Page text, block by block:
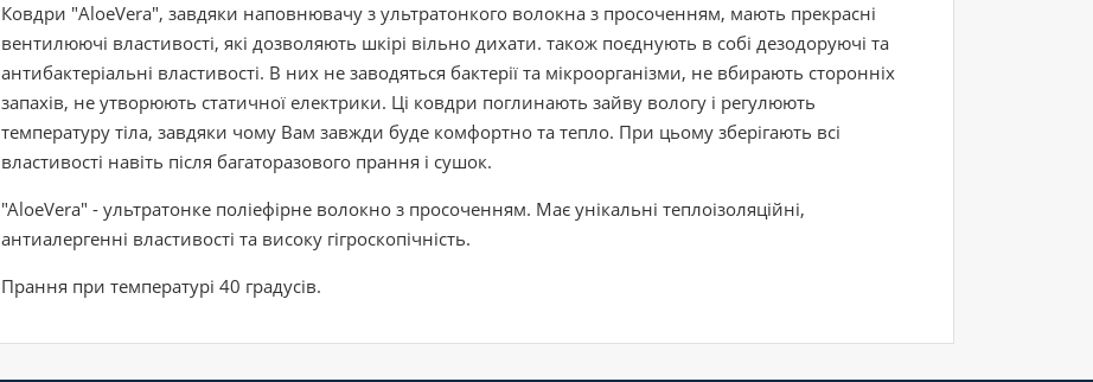
Ковдри "AloeVera", завдяки наповнювачу з ультратонкого волокна з просоченням, мають прекрасні
вентилюючі властивості, які дозволяють шкірі вільно дихати. також поєднують в собі дезодоруючі та
антибактеріальні властивості. В них не заводяться бактерії та мікроорганізми, не вбирають сторонніх
запахів, не утворюють статичної електрики. Ці ковдри поглинають зайву вологу і регулюють
температуру тіла, завдяки чому Вам завжди буде комфортно та тепло. При цьому зберігають всі
властивості навіть після багаторазового прання і сушок.
"AloeVera" - ультратонке поліефірне волокно з просоченням. Має унікальні теплоізоляційні,
антиалергенні властивості та високу гігроскопічність.
Прання при температурі 40 градусів.